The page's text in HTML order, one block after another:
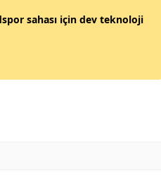
sahası için dev teknoloji